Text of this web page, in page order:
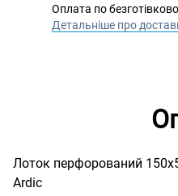
Оплата по
Детальніше про
Лоток перфорований
Ardic